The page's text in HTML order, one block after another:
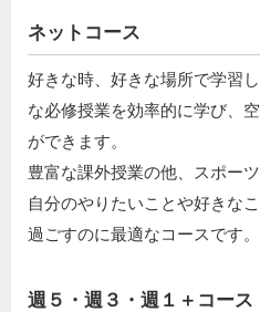
ネットコース
好きな時、好きな場所で学習
な必修授業を効率的に学び、
ができます。
豊富な課外授業の他、スポー
自分のやりたいことや好きな
過ごすのに最適なコースです。
週５・週３・週１＋コース